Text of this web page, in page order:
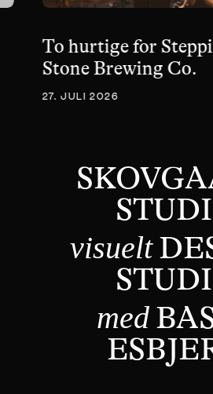
To hurtige for
Stone Brewing Co.
27. JULI 2026
visuelt
med